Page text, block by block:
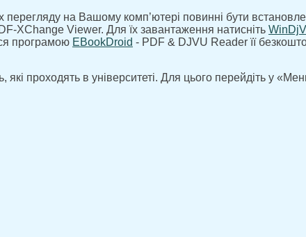
перегляду на Вашому комп’ютері повинні бути
XChange Viewer. Для їх завантаження натисніть
програмою EBookDroid - PDF & DJVU Reader її
проходять в університеті. Для цього перейдіть у